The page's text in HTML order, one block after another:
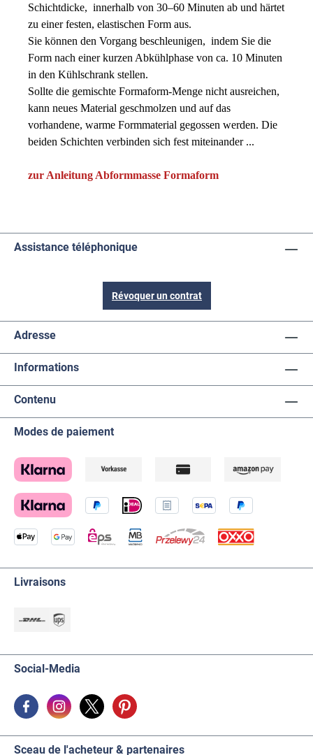
Schichtdicke, innerhalb von 30–60 Minuten ab und härtet
zu einer festen, elastischen Form aus.
Sie können den Vorgang beschleunigen, indem Sie die
Form nach einer kurzen Abkühlphase von ca. 10 Minuten
in den Kühlschrank stellen.
Sollte die gemischte Formaform-Menge nicht ausreichen,
kann neues Material geschmolzen und auf das
vorhandene, warme Formmaterial gegossen werden. Die
beiden Schichten verbinden sich fest miteinander ...
zur Anleitung Abformmasse Formaform
Assistance téléphonique
Révoquer un contrat
Adresse
Informations
Contenu
Modes de paiement
Livraisons
Social-Media
Sceau de l'acheteur & partenaires